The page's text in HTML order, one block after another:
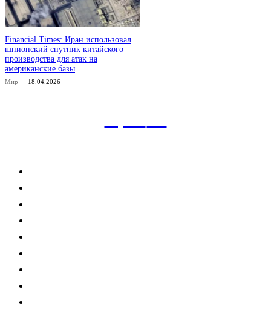
Financial Times: Иран использовал
шпионский спутник китайского
производства для атак на
американские базы
Мир 18.04.2026